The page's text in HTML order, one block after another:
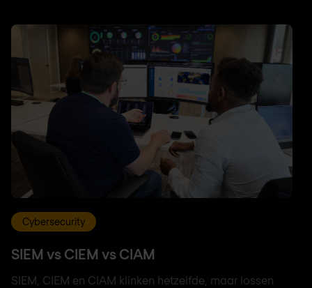
Cybersecurity
SIEM vs CIEM vs CIAM
SIEM, CIEM en CIAM klinken hetzelfde, maar lossen